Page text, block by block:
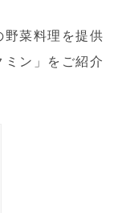
菜料理を提供
ン」をご紹介